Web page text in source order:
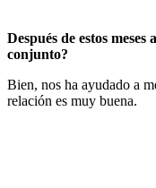
Después de estos
conjunto?
Bien, nos ha ayudado a
relación es muy buena.